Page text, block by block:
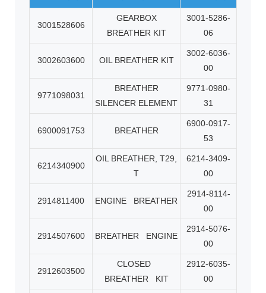
3001528606
GEARBOX
BREATHER KIT
3001-5286-
06
3002603600 OIL BREATHER KIT
3002-6036-
00
9771098031
BREATHER
SILENCER ELEMENT
9771-0980-
31
6900091753 BREATHER
6900-0917-
53
6214340900
OIL BREATHER, T29,
T
6214-3409-
00
2914811400 ENGINE BREATHER
2914-8114-
00
2914507600 BREATHER ENGINE
2914-5076-
00
2912603500
CLOSED
BREATHER
KIT
2912-6035-
00